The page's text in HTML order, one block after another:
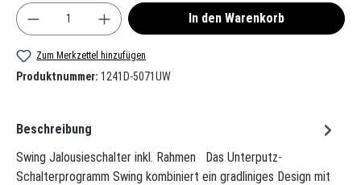
Produkt Anzahl: Gib den gewünschten Wert ein
In den Warenkorb
Zum Merkzettel hinzufügen
Produktnummer: 1241D-5071UW
Beschreibung
Swing Jalousieschalter inkl. Rahmen Das Unterputz-
Schalterprogramm Swing kombiniert ein gradliniges Design mit